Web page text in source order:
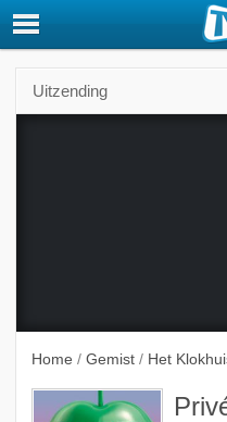
Uitzending
Deze uitzending is
Home / Gemist / Het